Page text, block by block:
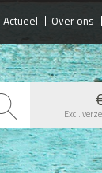
Actueel Over ons
Excl.